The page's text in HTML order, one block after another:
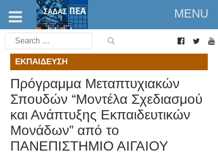
MENU
Search
for:
ΕΚΠΑΊΔΕΥΣΗ
Πρόγραμμα Μεταπτυχιακών
Σπουδών “Μοντέλα Σχεδιασμού
και Ανάπτυξης Εκπαιδευτικών
Μονάδων” από το
ΠΑΝΕΠΙΣΤΗΜΙΟ ΑΙΓΑΙΟΥ